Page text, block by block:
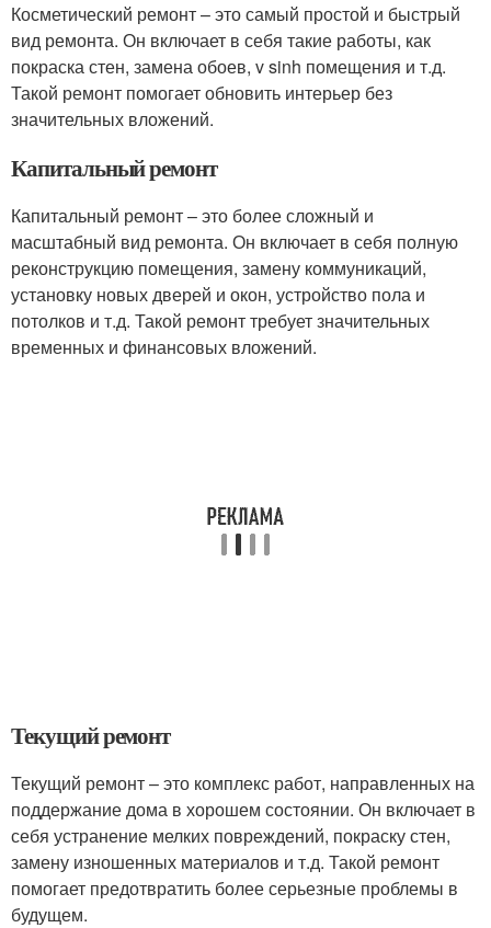
Косметический ремонт – это самый простой и быстрый
вид ремонта. Он включает в себя такие работы, как
покраска стен, замена обоев, v sinh помещения и т.д.
Такой ремонт помогает обновить интерьер без
значительных вложений.
Капитальный ремонт
Капитальный ремонт – это более сложный и
масштабный вид ремонта. Он включает в себя полную
реконструкцию помещения, замену коммуникаций,
установку новых дверей и окон, устройство пола и
потолков и т.д. Такой ремонт требует значительных
временных и финансовых вложений.
Текущий ремонт
Текущий ремонт – это комплекс работ, направленных на
поддержание дома в хорошем состоянии. Он включает в
себя устранение мелких повреждений, покраску стен,
замену изношенных материалов и т.д. Такой ремонт
помогает предотвратить более серьезные проблемы в
будущем.